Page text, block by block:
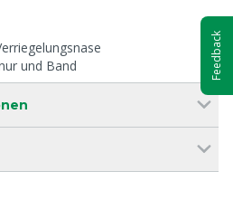
und Band
Feedback